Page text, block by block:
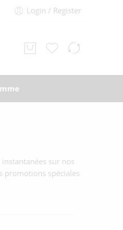
Login / Register
instantanées sur nos
promotions spéciales